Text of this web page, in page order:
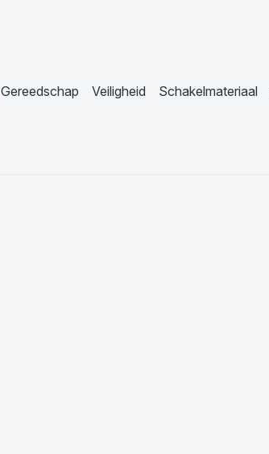
Gereedschap Veiligheid Schakelmateriaal